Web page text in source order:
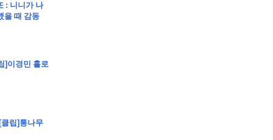
: 니니가 나
을 때 감동
]이경민 홀로
립]통나무